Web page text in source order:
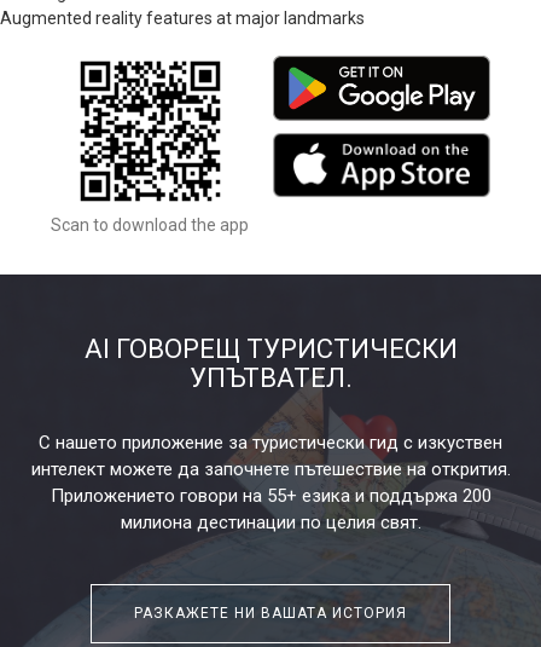
Augmented reality features at major landmarks
Scan to download the app
AI ГОВОРЕЩ ТУРИСТИЧЕСКИ
УПЪТВАТЕЛ.
С нашето приложение за туристически гид с изкуствен
интелект можете да започнете пътешествие на открития.
Приложението говори на 55+ езика и поддържа 200
милиона дестинации по целия свят.
РАЗКАЖЕТЕ НИ ВАШАТА ИСТОРИЯ